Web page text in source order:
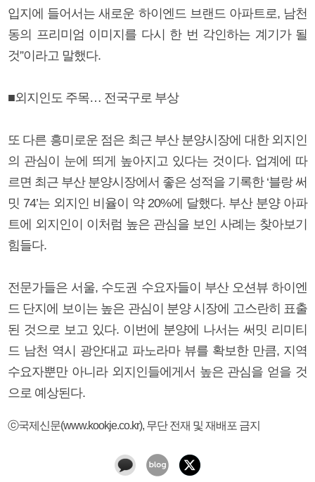
입지에 들어서는 새로운 하이엔드 브랜드 아파트로, 남천
동의 프리미엄 이미지를 다시 한 번 각인하는 계기가 될
것”이라고 말했다.
■외지인도 주목… 전국구로 부상
또 다른 흥미로운 점은 최근 부산 분양시장에 대한 외지인
의 관심이 눈에 띄게 높아지고 있다는 것이다. 업계에 따
르면 최근 부산 분양시장에서 좋은 성적을 기록한 ‘블랑 써
밋 74’는 외지인 비율이 약 20%에 달했다. 부산 분양 아파
트에 외지인이 이처럼 높은 관심을 보인 사례는 찾아보기
힘들다.
전문가들은 서울, 수도권 수요자들이 부산 오션뷰 하이엔
드 단지에 보이는 높은 관심이 분양 시장에 고스란히 표출
된 것으로 보고 있다. 이번에 분양에 나서는 써밋 리미티
드 남천 역시 광안대교 파노라마 뷰를 확보한 만큼, 지역
수요자뿐만 아니라 외지인들에게서 높은 관심을 얻을 것
으로 예상된다.
ⓒ국제신문(www.kookje.co.kr), 무단 전재 및 재배포 금지